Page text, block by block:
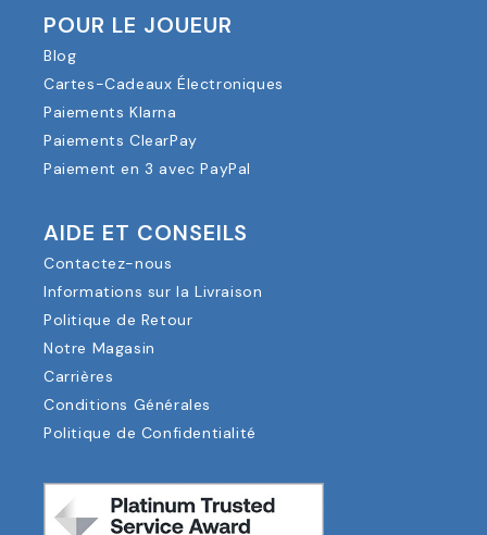
POUR LE JOUEUR
Blog
Cartes-Cadeaux Électroniques
Paiements Klarna
Paiements ClearPay
Paiement en 3 avec PayPal
AIDE ET CONSEILS
Contactez-nous
Informations sur la Livraison
Politique de Retour
Notre Magasin
Carrières
Conditions Générales
Politique de Confidentialité